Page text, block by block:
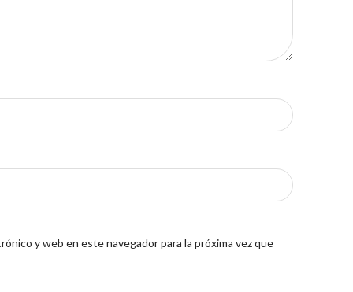
y web en este navegador para la próxima vez que